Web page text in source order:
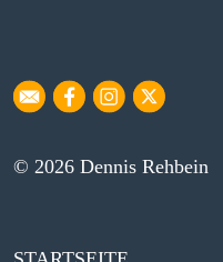
© 2026 Dennis Rehbein